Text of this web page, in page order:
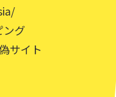
ング
サイト